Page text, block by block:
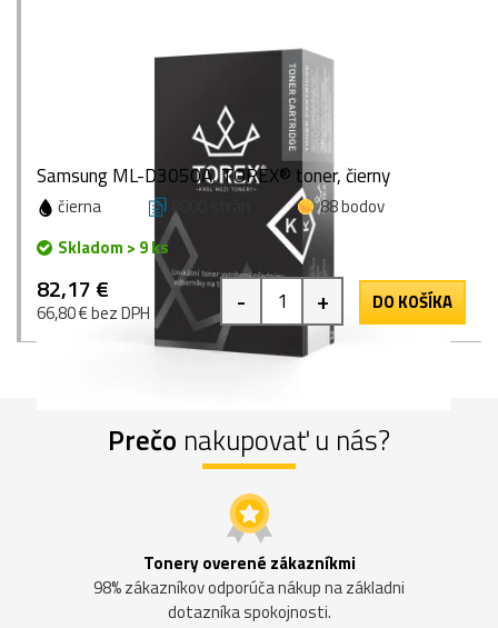
Samsung ML-D3050A, TOREX® toner, čierny
čierna 8000 strán
88 bodov
Skladom > 9 ks
82,17 €
66,80 € bez DPH - + DO KOŠÍKA
Prečo nakupovať u nás?
Tonery overené zákazníkmi
98% zákazníkov odporúča nákup na základni
dotazníka spokojnosti.